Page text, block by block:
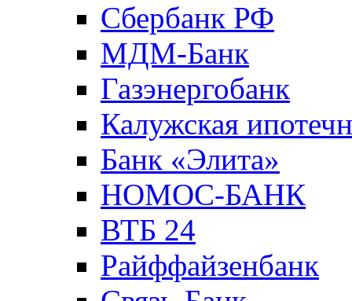
Сбербанк РФ
МДМ-Банк
Газэнергобанк
Калужская
Банк «Элита»
НОМОС-БАНК
ВТБ 24
Райффайзенбанк